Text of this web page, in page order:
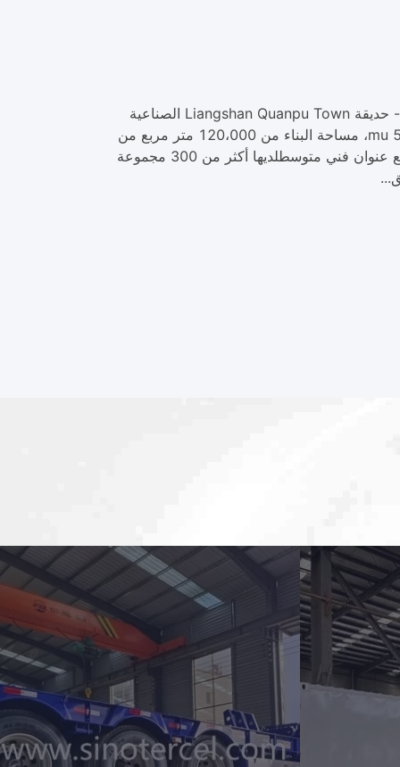
شركة SINOTERCEL ((CNHI) ، مصنع إنتاج المقطورات التابع لها يقع في قاعدة إنتاج المركبات الخاصة في الصين - حديقة Liangshan Quanpu Town الصناعية
،بالقرب من الطريق الوطني 220 وسكة حديد بكين - كولون، وسائل النقل المريحة. الشركة لديها مساحة تزيد عن 500 mu، مساحة البناء من 120،000 متر مربع من
ورشة عمل الإنتاج الحديثة، المصنع. الشركة لديها أكثر من 1000 موظف،بما في ذلك 58 مع عنوان فني كبير و 136 مع عنوان فني متوسطلديها أكثر من 300 مجموعة